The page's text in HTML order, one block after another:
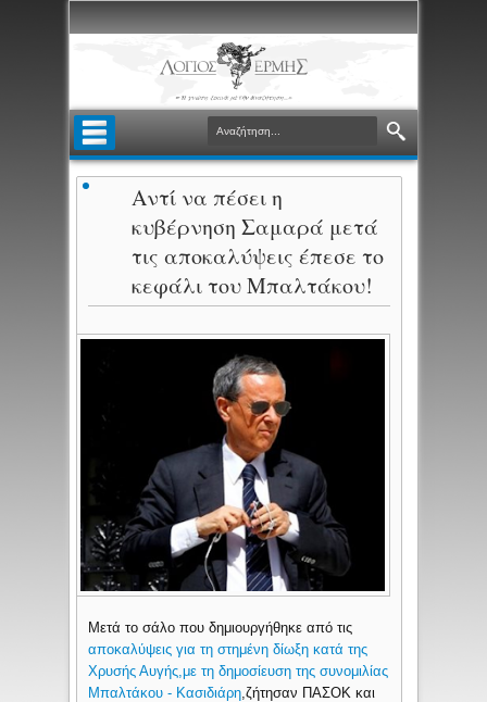
Αντί να πέσει η
κυβέρνηση Σαμαρά μετά
τις αποκαλύψεις έπεσε το
κεφάλι του Μπαλτάκου!
Μετά το σάλο που δημιουργήθηκε από τις
αποκαλύψεις για τη στημένη δίωξη κατά της
Χρυσής Αυγής,με τη δημοσίευση της συνομιλίας
Μπαλτάκου - Κασιδιάρη ,ζήτησαν ΠΑΣΟΚ και